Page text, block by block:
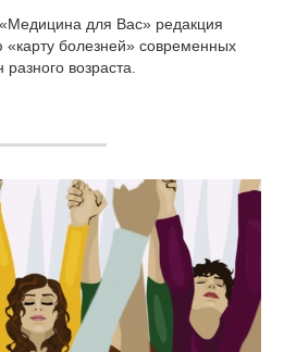
для Вас» редакция
болезней» современных
разного возраста.